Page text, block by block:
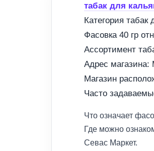
табак для
Категория
Фасовка 40 гр
Ассортимент
Адрес
Магазин
Часто
Что означает
Где можно
Севас Маркет.